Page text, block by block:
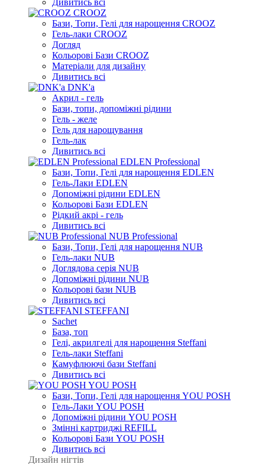
Дивитись всі
CROOZ
Бази, Топи, Гелі для нарощення CROOZ
Гель-лаки CROOZ
Догляд
Кольорові Бази CROOZ
Матеріали для дизайну
Дивитись всі
DNK'a
Акрил - гель
Бази, топи, допоміжні рідини
Гель - желе
Гель для нарощування
Гель-лак
Дивитись всі
EDLEN Professional
Бази, Топи, Гелі для нарощення EDLEN
Гель-Лаки EDLEN
Допоміжні рідини EDLEN
Кольорові Бази EDLEN
Рідкий акрі - гель
Дивитись всі
NUB Professional
Бази, Топи, Гелі для нарощення NUB
Гель-лаки NUB
Доглядова серія NUB
Допоміжні рідини NUB
Кольорові бази NUB
Дивитись всі
STEFFANI
Sachet
База, топ
Гелі, акрилгелі для нарощення Steffani
Гель-лаки Steffani
Камуфлюючі бази Steffani
Дивитись всі
YOU POSH
Бази, Топи, Гелі для нарощення YOU POSH
Гель-Лаки YOU POSH
Допоміжні рідини YOU POSH
Змінні картриджі REFILL
Кольорові Бази YOU POSH
Дивитись всі
Дизайн нігтів